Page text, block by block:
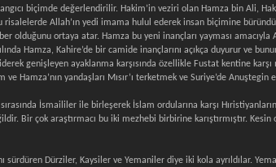
biçimde değerlendirilir. Hakim’in veziri olan Hamza bin Ali,
risalelerde Allah’ın yedi imama hulul ederek insan biçimine
olduğunu ortaya atar. Hamza bu yeni inançları yayması
Hamza, Kahire’de bir camide inançlarını açıkça duyurur ve
genişleyen ayaklanma karşısında özellikle Fustat kentine
Hamza’nın yandaşları Mısır’ı terketmek ve Suriye’de
İsmaililer ile birleşerek İslam ordularına karşı
Bir çok araştırmacı bu iki mezhebi birbirine karıştırmıştır.
sürdüren Dürziler, Kaysiler ve Yemaniler diye iki kola ayrıldılar.